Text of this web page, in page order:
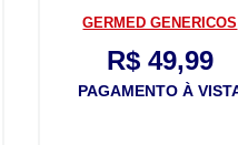
GERMED GENERICOS
R$ 49,99
PAGAMENTO À